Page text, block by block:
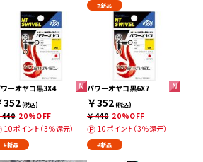
#新品
ーオヤコ黒3X4
352(税込)
440 20%OFF
10ポイント（3％還元）
#新品
パワーオヤコ黒6X7
￥352(税込)
￥440 20%OFF
10ポイント（3％還元）
#新品